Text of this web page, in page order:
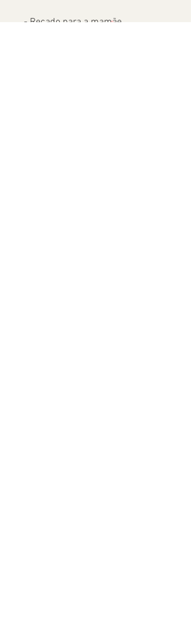
- Recado para a mamãe